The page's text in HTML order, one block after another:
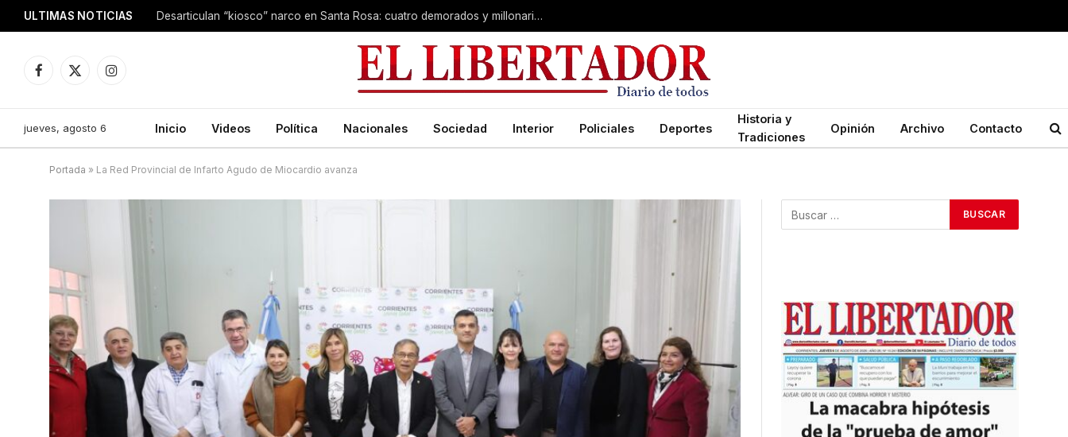
ULTIMAS NOTICIAS Desarticulan “kiosco” narco en Santa Rosa: cuatro demorados y millonario secuestro de tecnología
Facebook
X
Instagram
jueves, agosto 6 Inicio Videos Política Nacionales Sociedad Interior Policiales Deportes
Historia y
Tradiciones
Opinión Archivo Contacto
Portada » La Red Provincial de Infarto Agudo de Miocardio avanza